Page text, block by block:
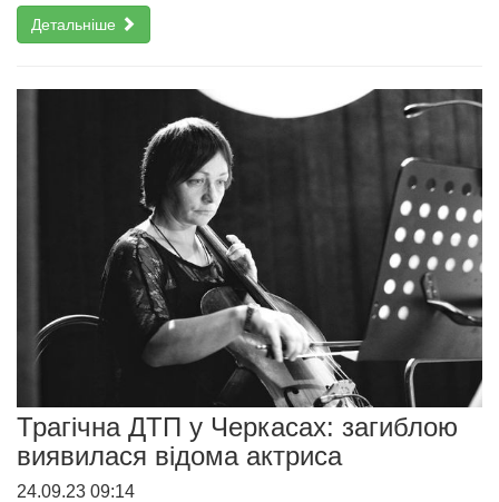
Детальніше
Трагічна ДТП у Черкасах: загиблою
виявилася відома актриса
24.09.23 09:14